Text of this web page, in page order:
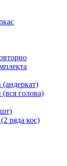
голова)
ряда кос)